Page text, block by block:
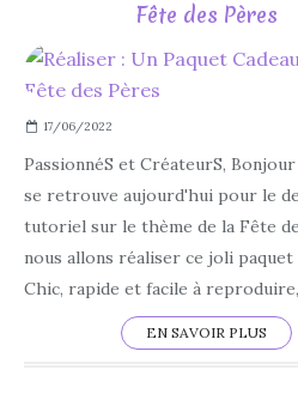
LOISIRS
FAIT
FAIT
Fête des Pères
17/06/2022
PassionnéS et CréateurS, Bonjour
se retrouve aujourd'hui pour le
tutoriel sur le thème de la Fête
nous allons réaliser ce joli paquet
Chic, rapide et facile à
EN SAVOIR PLUS